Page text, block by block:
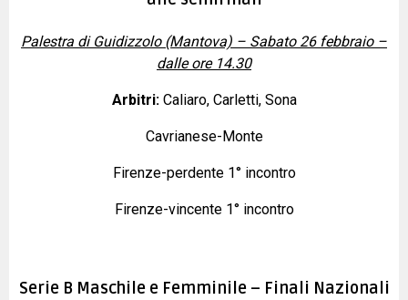
Palestra di Guidizzolo (Mantova) – Sabato 26 febbraio –
dalle ore 14.30
Arbitri: Caliaro, Carletti, Sona
Cavrianese-Monte
Firenze-perdente 1° incontro
Firenze-vincente 1° incontro
Serie B Maschile e Femminile – Finali Nazionali